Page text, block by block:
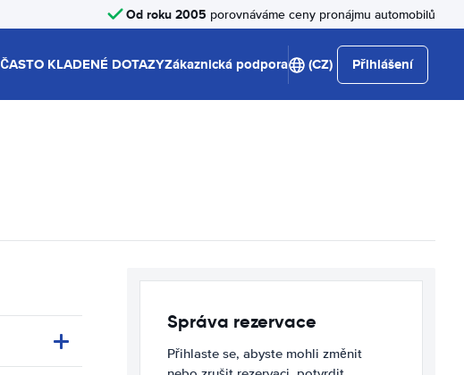
Od roku 2005 porovnáváme ceny pronájmu automobilů
ČASTO KLADENÉ DOTAZYZákaznická podpora (CZ) Přihlášení
Správa rezervace
Přihlaste se, abyste mohli změnit